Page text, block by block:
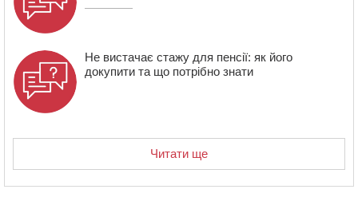
Не вистачає стажу для пенсії: як його
докупити та що потрібно знати
Читати ще